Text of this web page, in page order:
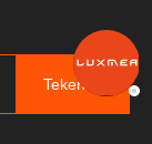
Teken in